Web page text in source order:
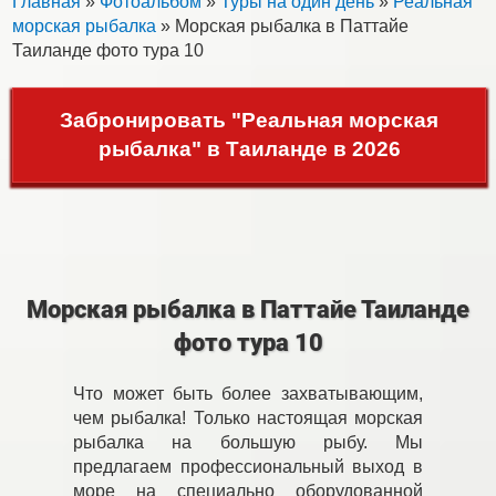
морская рыбалка » Морская рыбалка в Паттайе
Таиланде фото тура 10
Забронировать "Реальная морская
рыбалка" в Таиланде в 2026
Морская рыбалка в Паттайе Таиланде
фото тура 10
Что может быть более захватывающим,
чем рыбалка! Только настоящая морская
рыбалка на большую рыбу. Мы
предлагаем профессиональный выход в
море на специально оборудованной